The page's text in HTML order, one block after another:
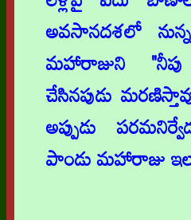
అవసానదశలో
మహారాజుని
చేసినపుడు
అప్పుడు
పాండు మహారాజు